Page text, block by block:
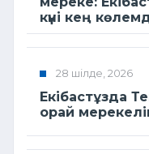
күні кең
28 шілде, 2026
Екібастұзда
орай